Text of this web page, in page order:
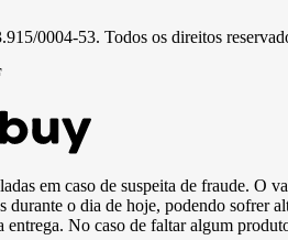
0004-53. Todos os direitos
em caso de suspeita de fraude. O
durante o dia de hoje, podendo sofrer
No caso de faltar algum